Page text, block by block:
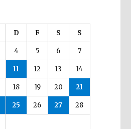
D F S S
4 5 6 7
11 12 13 14
18 19 20 21
25 26 27 28